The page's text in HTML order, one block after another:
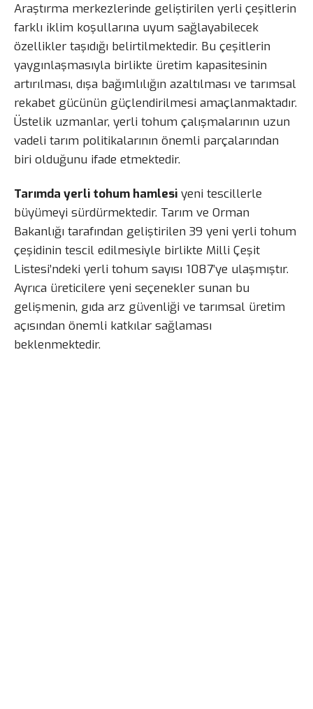
Araştırma merkezlerinde geliştirilen yerli çeşitlerin
farklı iklim koşullarına uyum sağlayabilecek
özellikler taşıdığı belirtilmektedir. Bu çeşitlerin
yaygınlaşmasıyla birlikte üretim kapasitesinin
artırılması, dışa bağımlılığın azaltılması ve tarımsal
rekabet gücünün güçlendirilmesi amaçlanmaktadır.
Üstelik uzmanlar, yerli tohum çalışmalarının uzun
vadeli tarım politikalarının önemli parçalarından
biri olduğunu ifade etmektedir.
Tarımda yerli tohum hamlesi yeni tescillerle
büyümeyi sürdürmektedir. Tarım ve Orman
Bakanlığı tarafından geliştirilen 39 yeni yerli tohum
çeşidinin tescil edilmesiyle birlikte Milli Çeşit
Listesi’ndeki yerli tohum sayısı 1087’ye ulaşmıştır.
Ayrıca üreticilere yeni seçenekler sunan bu
gelişmenin, gıda arz güvenliği ve tarımsal üretim
açısından önemli katkılar sağlaması
beklenmektedir.